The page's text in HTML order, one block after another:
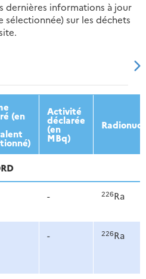
dernières informations à jour
sélectionnée) sur les déchets
2015 2016
(en Activité
déclarée
(en
MBq)
- 226Ra
- 226Ra